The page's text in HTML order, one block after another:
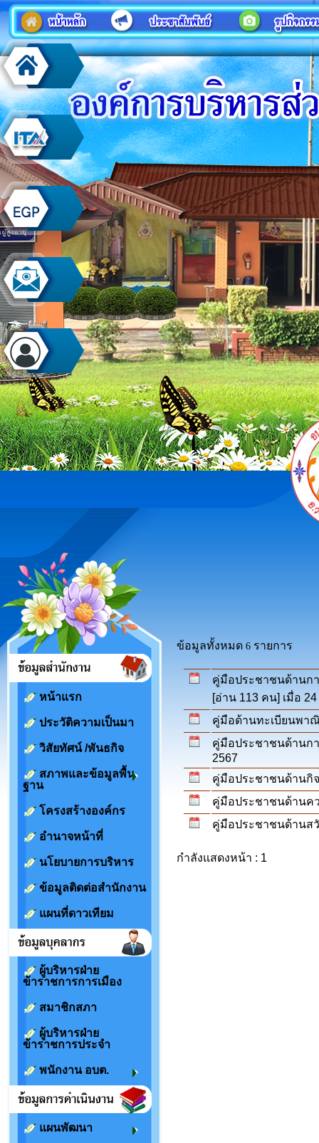
หน้าแรก
ประวัติความเป็นมา
วิสัยทัศน์ /พันธกิจ
สภาพและข้อมูลพื้น
ฐาน
โครงสร้างองค์กร
อำนาจหน้าที่
นโยบายการบริหาร
ข้อมูลติดต่อสำนักงาน
แผนที่ดาวเทียม
ผู้บริหารฝ่าย
ข้าราชการการเมือง
สมาชิกสภา
ผู้บริหารฝ่าย
ข้าราชการประจำ
พนักงาน อบต.
แผนพัฒนา
ข้อมูลทั้งหมด 6 รายการ
คู่มือประชาชนด้านก
[อ่าน 113 คน] เมื่อ
คู่มือด้านทะเบียนพา
คู่มือประชาชนด้านก
2567
คู่มือประชาชนด้านกิ
คู่มือประชาชนด้านค
คู่มือประชาชนด้านส
กำลังแสดงหน้า : 1